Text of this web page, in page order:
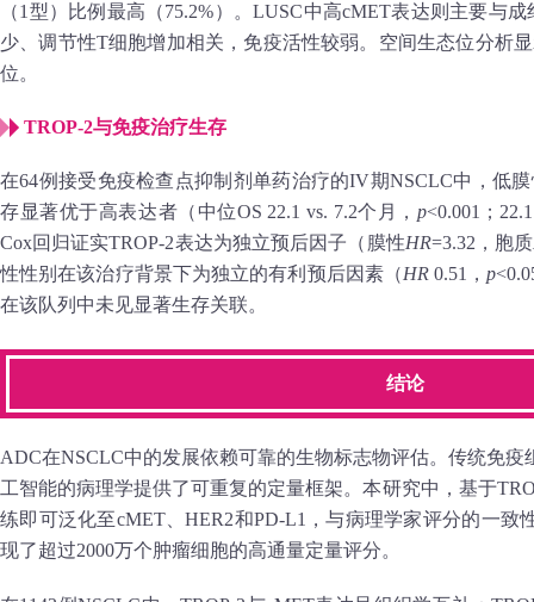
（1型）比例最高（75.2%）。LUSC中高cMET表达则主要与
少、调节性T细胞增加相关，免疫活性较弱。空间生态位分析
位。
TROP‑2与免疫治疗生存
在64例接受免疫检查点抑制剂单药治疗的IV期NSCLC中，低
存显著优于高表达者（中位OS 22.1 vs. 7.2个月， p<0.001；
Cox回归证实TROP‑2表达为独立预后因子（膜性HR=3.32，胞质
性性别在该治疗背景下为独立的有利预后因素（HR0.51，p
在该队列中未见显著生存关联。
结论
ADC在NSCLC中的发展依赖可靠的生物标志物评估。传统免
工智能的病理学提供了可重复的定量框架。本研究中，基于
练即可泛化至cMET、HER2和PD‑L1，与病理学家评分的一致
现了超过2000万个肿瘤细胞的高通量定量评分。